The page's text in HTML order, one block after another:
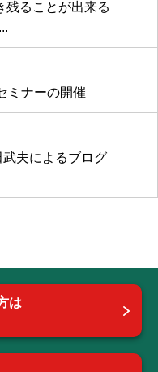
ることが出来る
ミナーの開催
武夫によるブログ
は